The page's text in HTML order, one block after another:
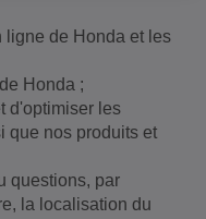
ligne de Honda et les
Honda ;
d'optimiser les
que nos produits et
questions, par
la localisation du